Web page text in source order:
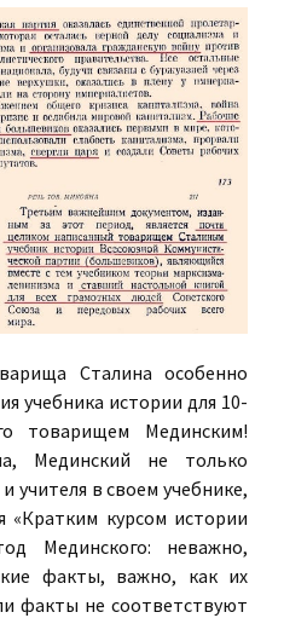
Сталина особенно
учебника истории для 10-
товарищем Мединским!
Мединский не только
учителя в своем учебнике,
«Кратким курсом истории
Мединского: неважно,
факты, важно, как их
факты не соответствуют